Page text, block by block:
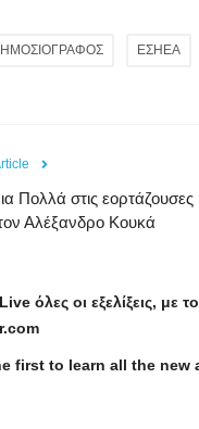
ΕΣΗΕΑ
Πολλά στις εορτάζουσες
Αλέξανδρο Κουκά
Liveόλες οι εξελίξεις, με
.com
first to learn all the new